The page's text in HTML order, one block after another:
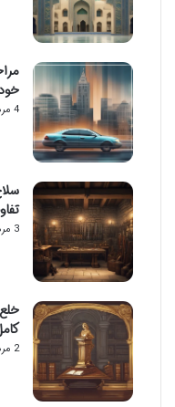
4 مرداد
3 مرداد
2 مرداد